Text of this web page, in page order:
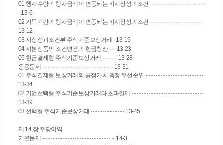
01 행사수량과 행사금액이 변동되는 비시장성과조건 ································
· 13-6
02 가득기간과 행사금액이 변동되는 비시장성과조건 ·······························
13-12
03 시장성과조건부 주식기준보상거래 · 13-19
04 지분상품의 조건변경과 현금청산 ···· 13-23
05 현금결제형 주식기준보상거래 ········· 13-28
응용문제 ·········································· 13-31
01 주식결제형 보상거래의 공정가치 측정 우선순위 ··································
13-34
02 기업선택형 주식기준보상거래와 초과결제 ··········································
13-39
03 선택형 주식기준보상거래 ···················· 13-45
제 14 장 주당이익
기본문제 ··········································· 14-3